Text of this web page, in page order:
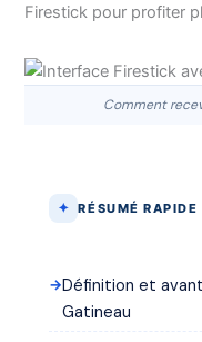
Firestick pour profiter
Comment
RÉSUMÉ RAPIDE
Définition et
Gatineau